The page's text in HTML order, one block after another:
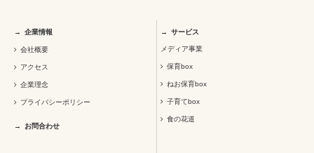
企業情報
会社概要
アクセス
企業理念
プライバシーポリシー
お問合わせ
サービス
メディア事業
保育box
ねお保育box
子育てbox
食の花道